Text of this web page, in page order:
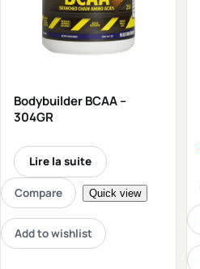
Bodybuilder BCAA –
304GR
Lire la suite
Compare Quick view
Add to wishlist